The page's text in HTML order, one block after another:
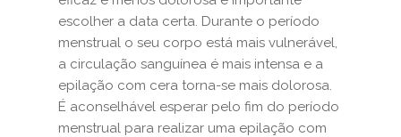
escolher a data certa. Durante o período
menstrual o seu corpo está mais vulnerável,
a circulação sanguínea é mais intensa e a
epilação com cera torna-se mais dolorosa.
É aconselhável esperar pelo fim do período
menstrual para realizar uma epilação com